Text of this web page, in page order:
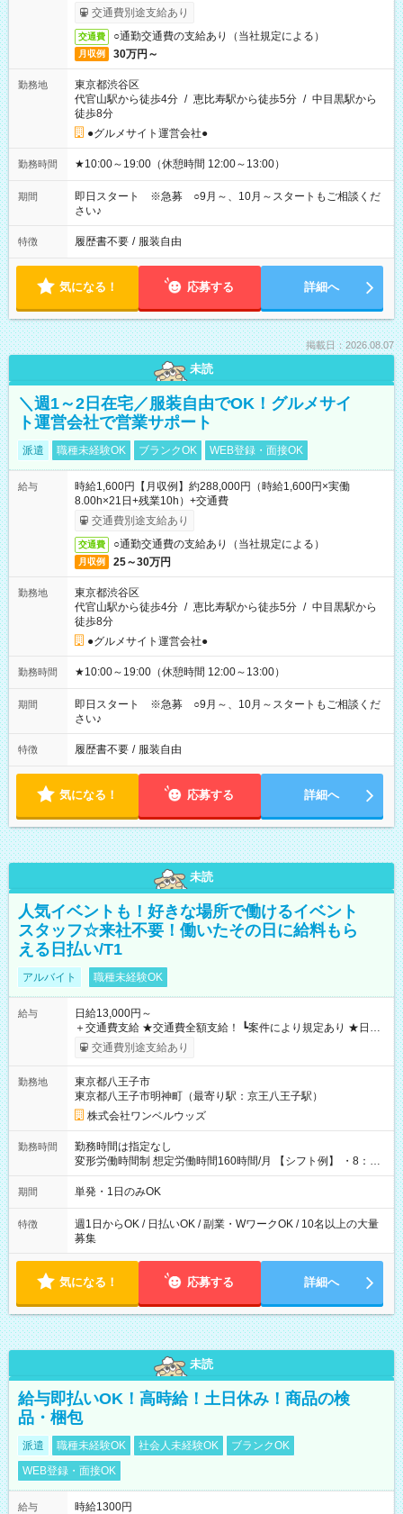
交通費別途支給あり
交通費 ○通勤交通費の支給あり（当社規定による）
月収例 30万円～
勤務地
東京都渋谷区
代官山駅から徒歩4分 / 恵比寿駅から徒歩5分 / 中目黒駅から
徒歩8分
●グルメサイト運営会社●
勤務時間 ★10:00～19:00（休憩時間 12:00～13:00）
期間
即日スタート ※急募 ○9月～、10月～スタートもご相談くだ
さい♪
特徴 履歴書不要 / 服装自由
気になる！ 応募する 詳細へ
掲載日：2026.08.07
未読
＼週1～2日在宅／服装自由でOK！グルメサイ
ト運営会社で営業サポート
派遣 職種未経験OK ブランクOK WEB登録・面接OK
給与
時給1,600円【月収例】約288,000円（時給1,600円×実働
8.00h×21日+残業10h）+交通費
交通費別途支給あり
交通費 ○通勤交通費の支給あり（当社規定による）
月収例 25～30万円
勤務地
東京都渋谷区
代官山駅から徒歩4分 / 恵比寿駅から徒歩5分 / 中目黒駅から
徒歩8分
●グルメサイト運営会社●
勤務時間 ★10:00～19:00（休憩時間 12:00～13:00）
期間
即日スタート ※急募 ○9月～、10月～スタートもご相談くだ
さい♪
特徴 履歴書不要 / 服装自由
気になる！ 応募する 詳細へ
未読
人気イベントも！好きな場所で働けるイベント
スタッフ☆来社不要！働いたその日に給料もら
える日払い/T1
アルバイト 職種未経験OK
給与
日給13,000円～
＋交通費支給 ★交通費全額支給！ ┗案件により規定あり ★日払
いOK！（規定あり） ┗働いたその日に現金GET♪ お仕事後はコ
ンビニATMから 日払い分を引き落とせます！ 【試用期間】試
交通費別途支給あり
勤務地
東京都八王子市
東京都八王子市明神町（最寄り駅：京王八王子駅）
株式会社ワンベルウッズ
勤務時間
勤務時間は指定なし
変形労働時間制 想定労働時間160時間/月 【シフト例】 ・8：00
～21：00
期間 単発・1日のみOK
特徴
週1日からOK / 日払いOK / 副業・WワークOK / 10名以上の大量
募集
気になる！ 応募する 詳細へ
未読
給与即払いOK！高時給！土日休み！商品の検
品・梱包
派遣 職種未経験OK 社会人未経験OK
ブランクOK
WEB登録・面接OK
給与
時給1300円